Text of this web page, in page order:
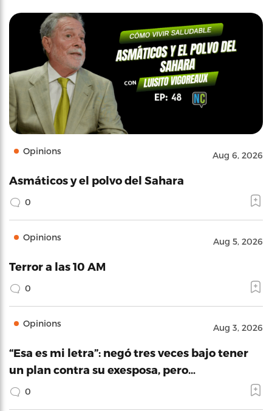
Opinions Aug 6, 2026
Asmáticos y el polvo del Sahara
0
Opinions Aug 5, 2026
Terror a las 10 AM
0
Opinions Aug 3, 2026
“Esa es mi letra”: negó tres veces bajo tener
un plan contra su exesposa, pero…
0